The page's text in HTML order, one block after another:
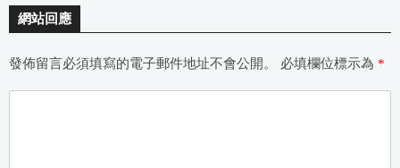
網站回應
發佈留言必須填寫的電子郵件地址不會公開。 必填欄位標示為 *